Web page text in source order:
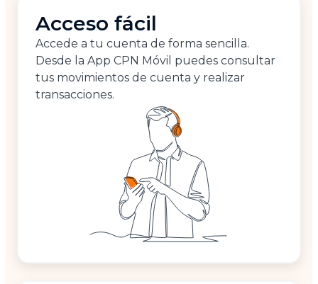
Acceso fácil
Accede a tu cuenta de forma sencilla.
Desde la App CPN Móvil puedes consultar
tus movimientos de cuenta y realizar
transacciones.